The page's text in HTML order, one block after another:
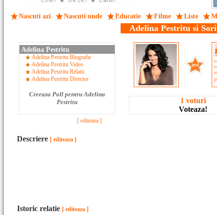
Nascuti azi Nascuti unde Educatie Filme Liste
Adelina Pestritu si
Adelina Pestritu
Adelina Pestritu Biografie
Adelina Pestritu Video
Adelina Pestritu Relatii
Adelina Pestritu Director
Creeaza Poll pentru Adelina
Pestritu
1 voturi
Voteaza!
[ editeaza ]
Descriere [ editeaza ]
Istoric relatie [ editeaza ]